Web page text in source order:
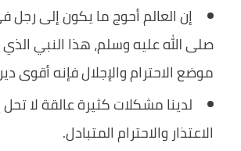
إن العالم أحوج ما يكون إلى
صلى الله عليه وسلم، هذا النبي
موضع الاحترام والإجلال فإنه أقوى
لدينا مشكلات كثيرة عالقة لا
الاعتذار والاحترام المتبادل.